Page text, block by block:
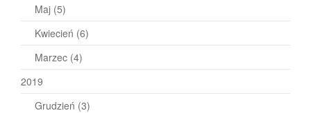
Maj (5)
Kwiecień (6)
Marzec (4)
2019
Grudzień (3)